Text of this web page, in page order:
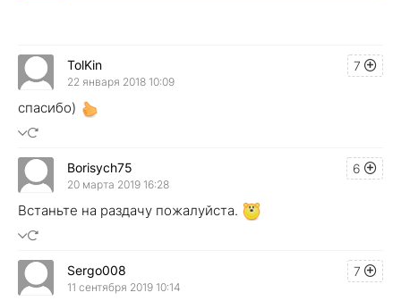
7
TolKin
22 января 2018 10:09
спасибо)
6
Borisych75
20 марта 2019 16:28
Встаньте на раздачу пожалуйста.
7
Sergo008
11 сентября 2019 10:14